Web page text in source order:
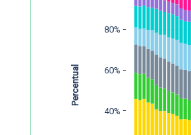
40%
60%
80%
Percentual